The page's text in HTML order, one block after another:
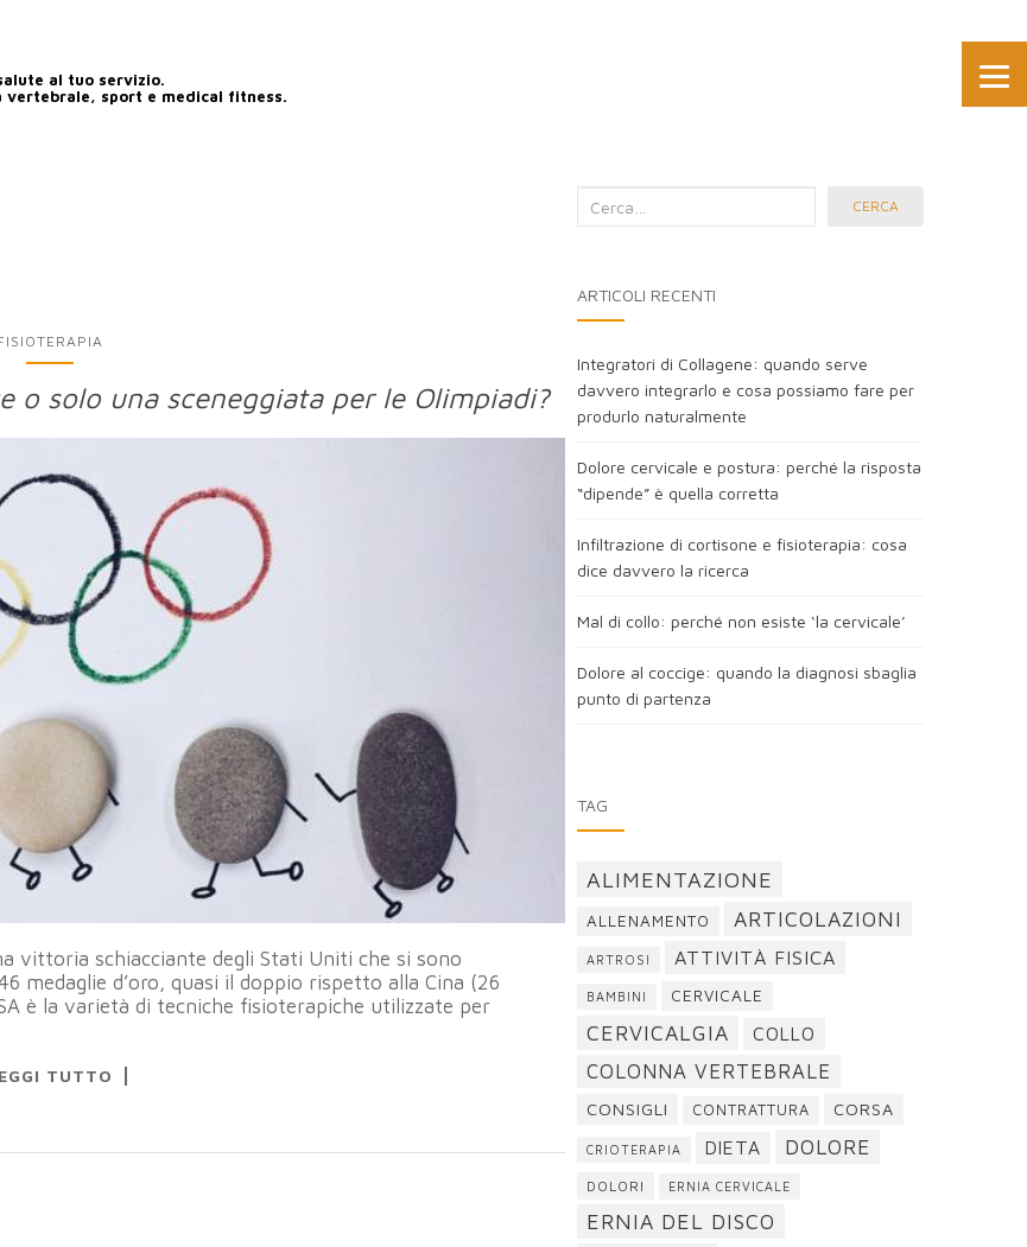
al tuo servizio.
vertebrale, sport e medical fitness.
o solo una sceneggiata per le Olimpiadi?
vittoria schiacciante degli Stati Uniti che si sono
medaglie d’oro, quasi il doppio rispetto alla Cina (26
è la varietà di tecniche fisioterapiche utilizzate per
TUTTO
Cerca
CERCA
ARTICOLI RECENTI
Integratori di Collagene: quando serve
davvero integrarlo e cosa possiamo fare per
produrlo naturalmente
Dolore cervicale e postura: perché la risposta
“dipende” è quella corretta
Infiltrazione di cortisone e fisioterapia: cosa
dice davvero la ricerca
Mal di collo: perché non esiste ‘la cervicale’
Dolore al coccige: quando la diagnosi sbaglia
punto di partenza
TAG
ALIMENTAZIONE
ALLENAMENTO ARTICOLAZIONI
ARTROSI ATTIVITÀ FISICA
BAMBINI CERVICALE
CERVICALGIA COLLO
COLONNA VERTEBRALE
CONSIGLI CONTRATTURA CORSA
CRIOTERAPIA DIETA DOLORE
DOLORI ERNIA CERVICALE
ERNIA DEL DISCO